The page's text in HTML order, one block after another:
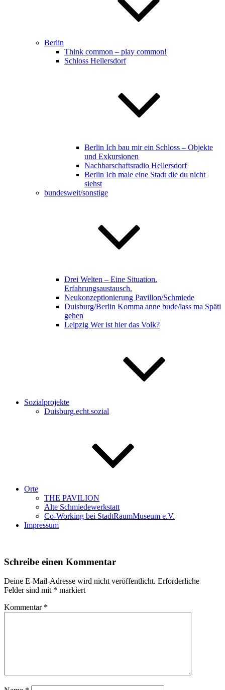
Berlin
Think common – play common!
Schloss Hellersdorf
Berlin Ich bau mir ein Schloss – Objekte
und Exkursionen
Nachbarschaftsradio Hellersdorf
Berlin Ich male eine Stadt die du nicht
siehst
bundesweit/sonstige
Drei Welten – Eine Situation.
Erfahrungsaustausch.
Neukonzeptionierung Pavillon/Schmiede
Duisburg/Berlin Komma anne bude/lass ma Späti
gehen
Leipzig Wer ist hier das Volk?
Sozialprojekte
Duisburg.echt.sozial
Orte
THE PAVILION
Alte Schmiedewerkstatt
Co-Working bei StadtRaumMuseum e.V.
Impressum
Schreibe einen Kommentar
Deine E-Mail-Adresse wird nicht veröffentlicht. Erforderliche
Felder sind mit * markiert
Kommentar *